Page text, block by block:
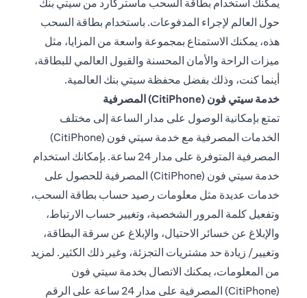
يمكنك استخدام بطاقة السحب ماستركارد من سيتي بنك
حول العالم لإجراء المدفوعات. باستخدام بطاقة السحب
هذه، يمكنك الاستمتاع بمجموعة واسعة من المزايا، مثل
ميزات الراحة والأمان المحسنة والقبول العالمي للبطاقة،
أينما كنت، وذلك بفضل محفظة سيتي بنك العالمية.
خدمة سيتي فون (CitiPhone) المصرفية
تمتع بإمكانية الوصول على مدار الساعة إلى مختلف
الخدمات المصرفية مع خدمة سيتي فون (CitiPhone)
المصرفية المتوفرة على مدار 24 ساعة. بإمكانك استخدام
خدمة سيتي فون (CitiPhone) المصرفية للحصول على
خدمات عديدة مثل معلومات رصيد حساب بطاقة السحب،
وتفعيل كلمة المرور الشخصية، وتغيير حساب الارتباط،
والإبلاغ عن خسائر الاحتيال، والإبلاغ عن سرقة البطاقة،
وتغيير/ زيادة حد مشتريات التجزئة، وغير ذلك الكثير. لمزيد
من المعلومات، يمكنك الاتصال بخدمة سيتي فون
(CitiPhone) المصرفية على مدار 24 ساعة على الرقم